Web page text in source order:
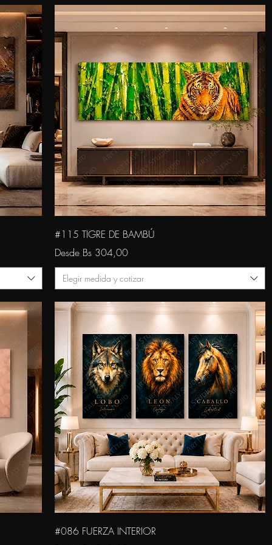
Vista rápida
#115 TIGRE DE BAMBÚ
Desde Bs 304,00
Precio de oferta
Elegir medida y cotizar
Vista rápida
#086 FUERZA INTERIOR